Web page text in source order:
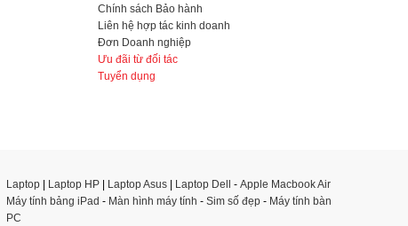
Chính sách Bảo hành
Liên hệ hợp tác kinh doanh
Đơn Doanh nghiệp
Ưu đãi từ đối tác
Tuyển dụng
Laptop | Laptop HP | Laptop Asus | Laptop Dell - Apple Macbook Air
Máy tính bảng iPad - Màn hình máy tính - Sim số đẹp - Máy tính bàn
PC